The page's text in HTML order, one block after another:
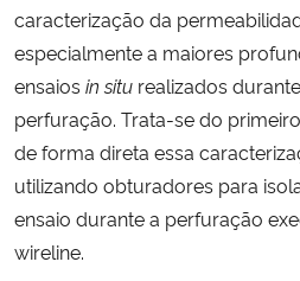
Secretaria-Geral
Secretaria de Governo
Gabinete de Segurança Institucional
Advocacia-Geral da União
caracterização da
especialmente a maiores
ensaios in situ realizados
perfuração. Trata-se do
de forma direta essa
utilizando obturadores para
ensaio durante a perfuração
wireline.